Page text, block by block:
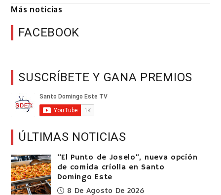
Más noticias
FACEBOOK
SUSCRÍBETE Y GANA PREMIOS
ÚLTIMAS NOTICIAS
“El Punto de Joselo”, nueva opción
de comida criolla en Santo
Domingo Este
8 De Agosto De 2026